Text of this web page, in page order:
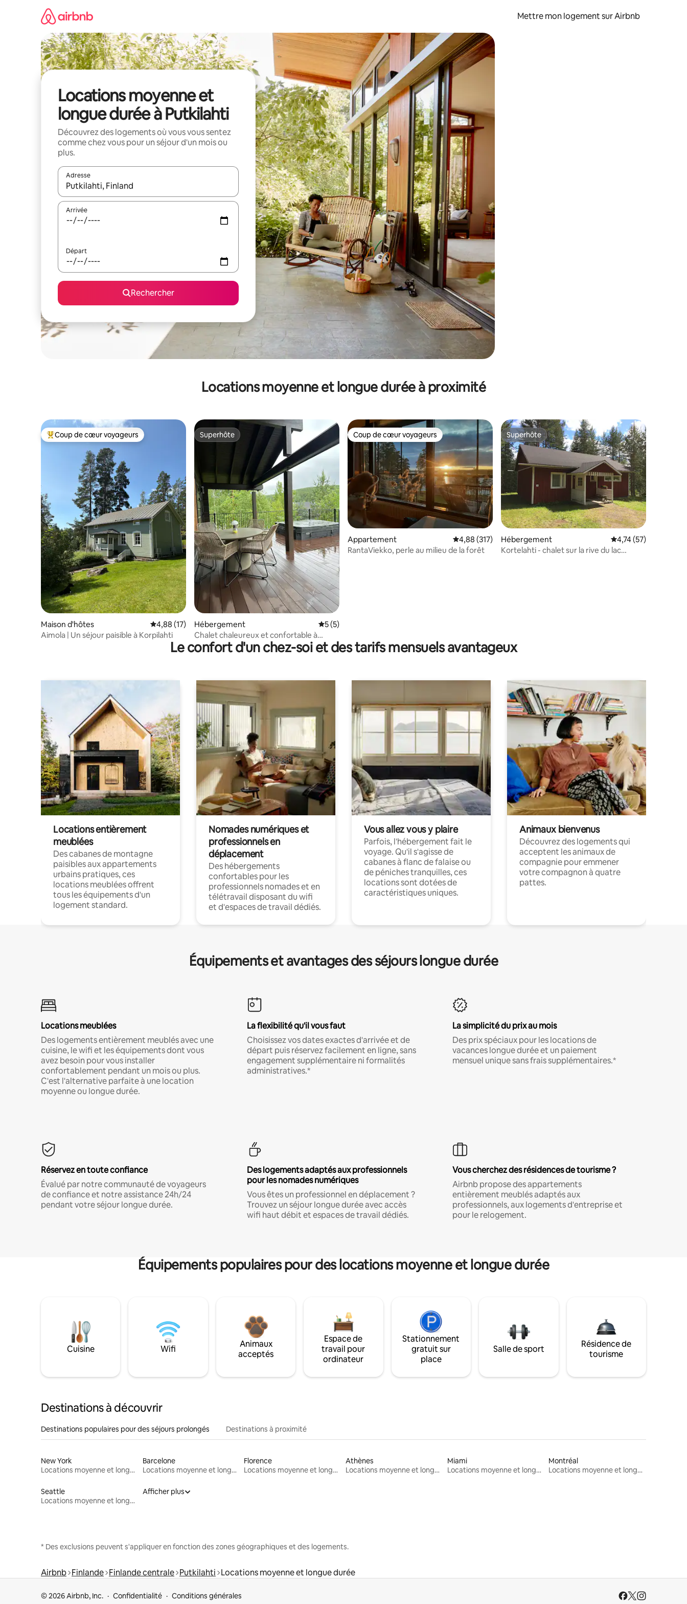
Mettre mon logement sur Airbnb
Locations moyenne et
longue durée à Putkilahti
Découvrez des logements où vous vous sentez
comme chez vous pour un séjour d'un mois ou
plus.
Adresse
Lorsque les résultats s'affichent, utilisez les flèches vers le haut et vers le bas pour les parcourir ou en appuyant et en faisant glisser.
Arrivée
Départ
Rechercher
Locations moyenne et longue durée à proximité
Coups de cœur voyageurs les plus appréciés
Coup de cœur voyageurs
Maison d'hôtes Évaluation moyenne sur la base de 17 commentaires : 4,88 sur 5
4,88 (17)
Aimola | Un séjour paisible à Korpilahti
Superhôte
Superhôte
Hébergement Évaluation moyenne sur la base de 5 commentaires : 5 sur 5
5 (5)
Chalet chaleureux et confortable à
Himoksa
Coup de cœur voyageurs
Coup de cœur voyageurs
Appartement Évaluation moyenne sur la base de 317 commentaires : 4,88 sur 5
4,88 (317)
RantaViekko, perle au milieu de la forêt
Superhôte
Superhôte
Hébergement Évaluation moyenne
4,74 (57)
Kortelahti - chalet sur la rive du lac
Le confort d'un chez-soi et des tarifs mensuels avantageux
Locations entièrement
meublées
Des cabanes de montagne
paisibles aux appartements
urbains pratiques, ces
locations meublées offrent
tous les équipements d'un
logement standard.
Nomades numériques et
professionnels en
déplacement
Des hébergements
confortables pour les
professionnels nomades et en
télétravail disposant du wifi
et d'espaces de travail dédiés.
Vous allez vous y plaire
Parfois, l'hébergement fait le
voyage. Qu'il s'agisse de
cabanes à flanc de falaise ou
de péniches tranquilles, ces
locations sont dotées de
caractéristiques uniques.
Animaux bienvenus
Découvrez des logements qui
acceptent les animaux de
compagnie pour emmener
votre compagnon à quatre
pattes.
Équipements et avantages des séjours longue durée
Locations meublées
Des logements entièrement meublés avec une
cuisine, le wifi et les équipements dont vous
avez besoin pour vous installer
confortablement pendant un mois ou plus.
C'est l'alternative parfaite à une location
moyenne ou longue durée.
La flexibilité qu'il vous faut
Choisissez vos dates exactes d'arrivée et de
départ puis réservez facilement en ligne, sans
engagement supplémentaire ni formalités
administratives.*
La simplicité du prix au mois
Des prix spéciaux pour les locations de
vacances longue durée et un paiement
mensuel unique sans frais supplémentaires.*
Réservez en toute confiance
Évalué par notre communauté de voyageurs
de confiance et notre assistance 24h/24
pendant votre séjour longue durée.
Des logements adaptés aux professionnels
pour les nomades numériques
Vous êtes un professionnel en déplacement ?
Trouvez un séjour longue durée avec accès
wifi haut débit et espaces de travail dédiés.
Vous cherchez des résidences de tourisme ?
Airbnb propose des appartements
entièrement meublés adaptés aux
professionnels, aux logements d'entreprise et
pour le relogement.
Équipements populaires pour des locations moyenne et longue durée
Cuisine Wifi
Animaux
acceptés
Espace de
travail pour
ordinateur
Stationnement
gratuit sur
place
Salle de sport
Résidence de
tourisme
Destinations à découvrir
Destinations populaires pour des séjours prolongés Destinations à proximité
New York
Locations moyenne et longue durée
Barcelone
Locations moyenne et longue durée
Florence
Locations moyenne et longue durée
Athènes
Locations moyenne et longue durée
Miami
Locations moyenne et longue durée
Montréal
Locations moyenne et longue durée
Seattle
Locations moyenne et longue durée
Afficher plus
* Des exclusions peuvent s'appliquer en fonction des zones géographiques et des logements.
Airbnb Finlande Finlande centrale Putkilahti Locations moyenne et longue durée
© 2026 Airbnb, Inc. Confidentialité Conditions générales